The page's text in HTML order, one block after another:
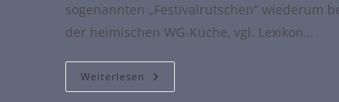
sogenannten „Festivalrutschen“ wiederum
der heimischen WG-Küche, vgl. Lexikon…
Weiterlesen